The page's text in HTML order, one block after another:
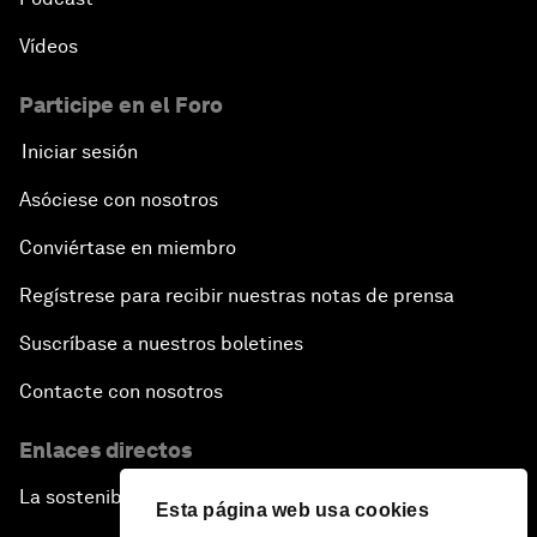
Esta página web usa cookies
Vídeos
Participe en el Foro
Iniciar sesión
Asóciese con nosotros
Conviértase en miembro
Regístrese para recibir nuestras notas de prensa
Suscríbase a nuestros boletines
Contacte con nosotros
Enlaces directos
La sostenibilidad en el Foro